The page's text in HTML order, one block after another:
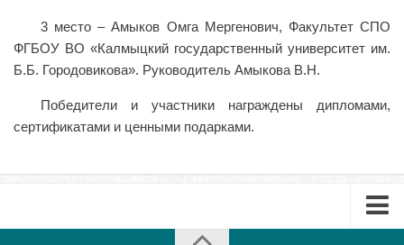
Электронное обучение и дистанционные
образовательные технологии
Родителям
3 место – Амыков Омга Мергенович, Факультет СПО
ФГБОУ ВО «Калмыцкий государственный университет им.
Б.Б. Городовикова». Руководитель Амыкова В.Н.
Победители и участники награждены дипломами,
сертификатами и ценными подарками.